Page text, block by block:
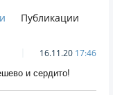
Публикации
16.11.20 17:46
и сердито!